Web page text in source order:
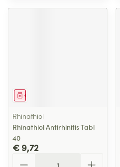
Geneesmiddel
Rhinathiol
Rhinathiol Antirhinitis Tabl
40
€ 9,72